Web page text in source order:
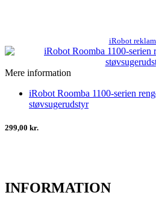
iRobot
Mere information
iRobot Roomba 1100-serien
støvsugerudstyr
299,00 kr.
INFORMATION